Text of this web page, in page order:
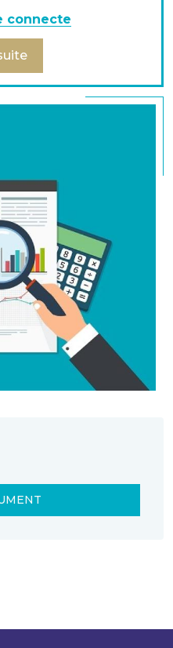
Management pour ces
gestion des risques en
connecte